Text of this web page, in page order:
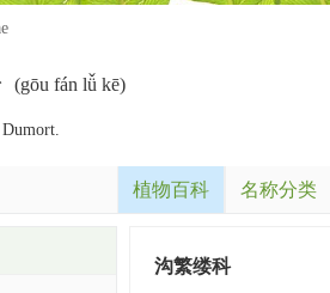
(gōu fán lǚ kē)
Dumort.
植物百科 名称分类
沟繁缕科